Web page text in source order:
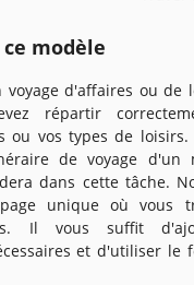
modèle
voyage d'affaires ou
répartir
ou vos types de
de voyage d'un
dans cette tâche.
unique où vous
Il vous suffit
et d'utiliser le